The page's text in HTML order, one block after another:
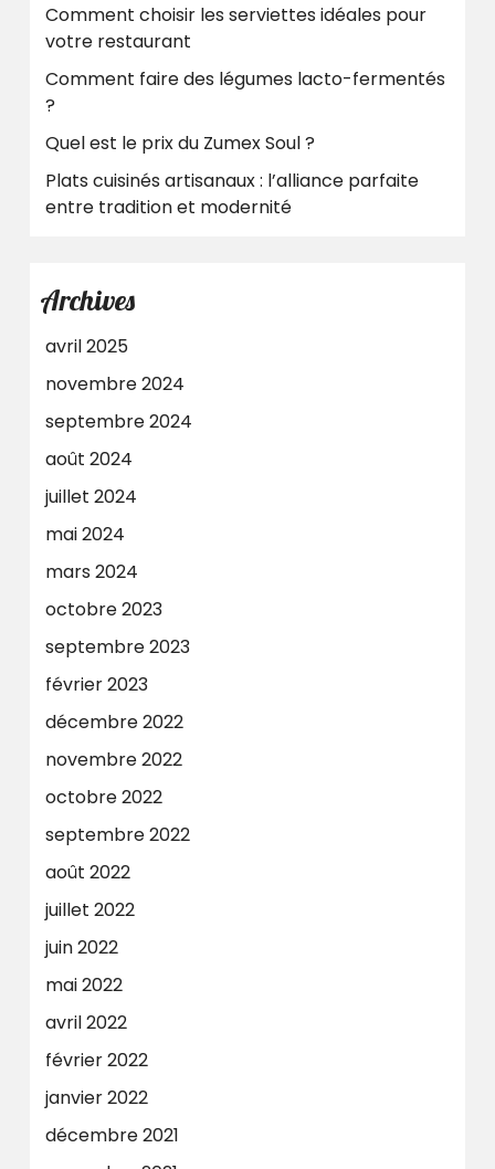
Comment choisir les serviettes idéales pour
votre restaurant
Comment faire des légumes lacto-fermentés
?
Quel est le prix du Zumex Soul ?
Plats cuisinés artisanaux : l’alliance parfaite
entre tradition et modernité
Archives
avril 2025
novembre 2024
septembre 2024
août 2024
juillet 2024
mai 2024
mars 2024
octobre 2023
septembre 2023
février 2023
décembre 2022
novembre 2022
octobre 2022
septembre 2022
août 2022
juillet 2022
juin 2022
mai 2022
avril 2022
février 2022
janvier 2022
décembre 2021